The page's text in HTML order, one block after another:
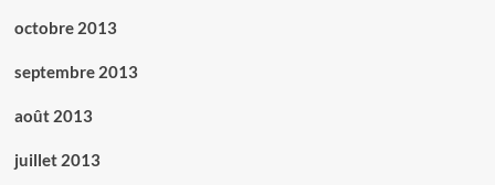
octobre 2013
septembre 2013
août 2013
juillet 2013